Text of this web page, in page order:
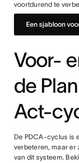
voortdurend te
Een sjabloon
Voor-
de
Act-
De PDCA-cyclus is
verbeteren, maar er
van dit systeem.